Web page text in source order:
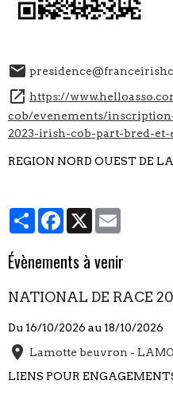
https://
cob/evenements/
2023-irish-cob-part-bred-et-
REGION NORD OUEST DE
PartagerFacebook
X
Évènements à venir
NATIONAL DE RACE
Du 16/10/2026 au 18/10/2026
Lamotte beuvron -
LIENS POUR